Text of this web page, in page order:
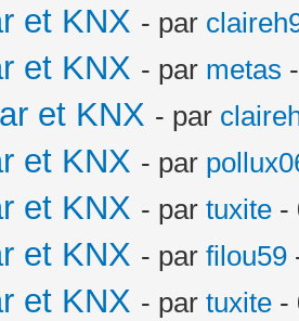
et KNX - par
et KNX - par metas
et KNX - par
et KNX - par
et KNX - par tuxite -
et KNX - par filou59
et KNX - par tuxite -